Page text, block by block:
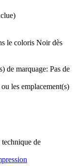
de marquage: Pas de
les emplacement(s)
de